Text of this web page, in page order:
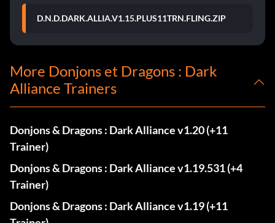
D.N.D.DARK.ALLIA.V1.15.PLUS11TRN.FLING.ZIP
More Donjons et Dragons : Dark
Alliance Trainers
Donjons & Dragons : Dark Alliance v1.20 (+11
Trainer)
Donjons & Dragons : Dark Alliance v1.19.531 (+4
Trainer)
Donjons & Dragons : Dark Alliance v1.19 (+11